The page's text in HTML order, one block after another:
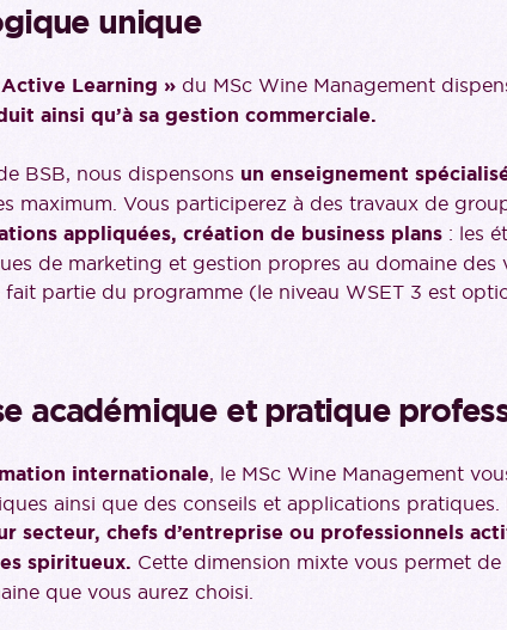
unique
Learning » du MSc Wine Management
ainsi qu’à sa gestion commerciale.
BSB, nous dispensons un enseignement
maximum. Vous participerez à des travaux de
appliquées, création de business plans : les
de marketing et gestion propres au domaine des
partie du programme (le niveau WSET 3 est
académique et pratique
internationale, le MSc Wine Management
ainsi que des conseils et applications
secteur, chefs d’entreprise ou professionnels
spiritueux. Cette dimension mixte vous permet de
que vous aurez choisi.